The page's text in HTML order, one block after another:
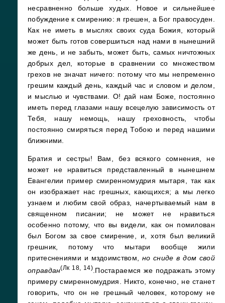
несравненно больше худых. Новое и сильнейшее
побуждение к смирению: я грешен, а Бог правосуден.
Как не иметь в мыслях своих суда Божия, который
может быть готов совершиться над нами в нынешний
же день, и не забыть, может быть, самых ничтожных
добрых дел, которые в сравнении со множеством
грехов не значат ничего: потому что мы непременно
грешим каждый день, каждый час и словом и делом,
и мыслью и чувствами. О! дай нам Боже, постоянно
иметь перед глазами нашу всецелую зависимость от
Тебя, нашу немощь, нашу греховность, чтобы
постоянно смиряться перед Тобою и перед нашими
ближними.
Братия и сестры! Вам, без всякого сомнения, не
может не нравиться представленный в нынешнем
Евангелии пример смиренномудрия мытаря, так как
он изображает нас грешных, кающихся; а мы легко
узнаем и любим свой образ, начертываемый нам в
священном писании; не может не нравиться
особенно потому, что вы видели, как он помилован
был Богом за свое смирение, и, хотя был великий
грешник, потому что мытари вообще жили
притеснениями и мздоимством, но сниде в дом свой
оправдан(Лк 18, 14).Постараемся же подражать этому
примеру смиренномудрия. Никто, конечно, не станет
говорить, что он не грешный человек, которому не